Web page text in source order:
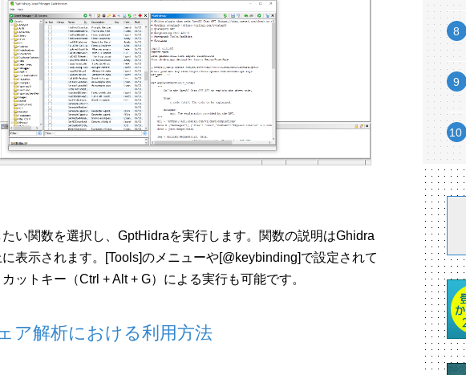
い関数を選択し、GptHidraを実行します。関数の説明はGhidra
表示されます。[Tools]のメニューや[@keybinding]で設定されて
ットキー（Ctrl + Alt + G）による実行も可能です。
ア解析における利用方法